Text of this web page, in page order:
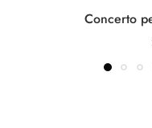
Concerto